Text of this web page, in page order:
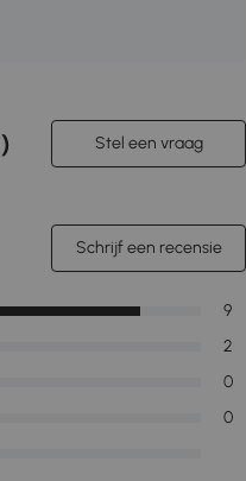
) Stel een vraag
Schrijf een recensie
0
0
2
9